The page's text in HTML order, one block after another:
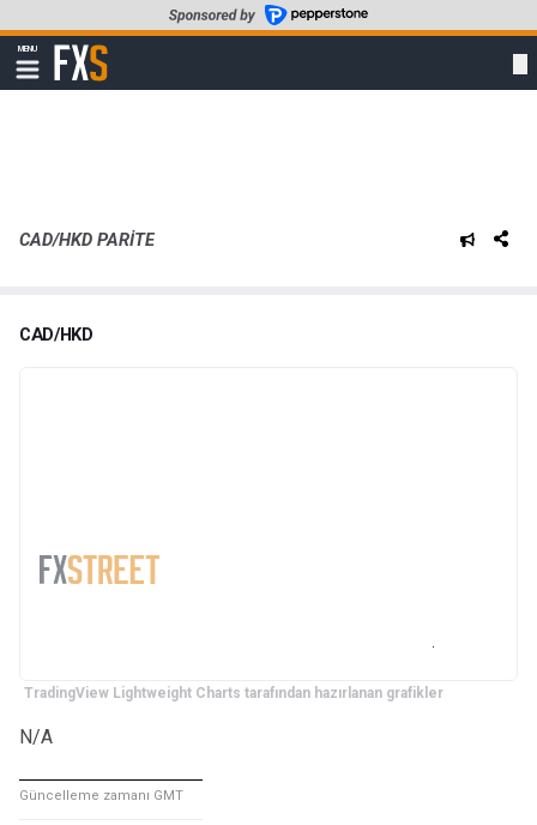
to
main
content
MENU
Show
navigation
FXStreet
CAD/HKD PARITE
CAD/HKD
TradingView Lightweight Charts tarafından hazırlanan grafikler
N/A
Güncelleme zamanı GMT